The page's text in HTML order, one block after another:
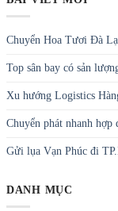
Chuyển Hoa Tươi Đà
Top sân bay có sản
Xu hướng Logistics
Chuyển phát nhanh
Gửi lụa Vạn Phúc đi
DANH MỤC